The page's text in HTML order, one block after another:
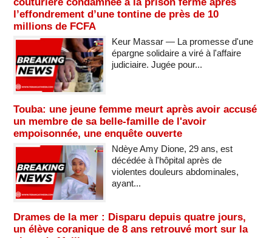
l’effondrement d’une tontine de près de 10
millions de FCFA
Keur Massar — La promesse d'une
épargne solidaire a viré à l'affaire
judiciaire. Jugée pour...
Touba: une jeune femme meurt après avoir accusé
un membre de sa belle-famille de l'avoir
empoisonnée, une enquête ouverte
Ndèye Amy Dione, 29 ans, est
décédée à l'hôpital après de
violentes douleurs abdominales,
ayant...
Drames de la mer : Disparu depuis quatre jours,
un élève coranique de 8 ans retrouvé mort sur la